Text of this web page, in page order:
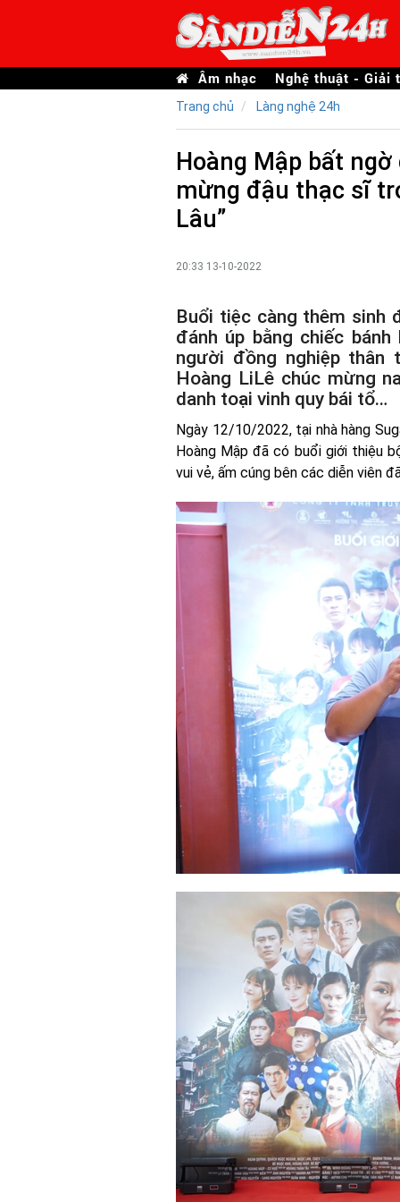
Âm nhạc Nghệ thuật - Giải
Trang chủ Làng nghệ 24h
Hoàng Mập bất
mừng đậu thạc sĩ
Lâu”
20:33 13-10-2022
Buổi tiệc càng thêm sinh
đánh úp bằng chiếc
người đồng nghiệp thân
Hoàng LiLê chúc mừng
danh toại vinh quy bái tổ…
Ngày 12/10/2022, tại nhà hàng
Hoàng Mập đã có buổi giới thiệu
vui vẻ, ấm cúng bên các diễn viên